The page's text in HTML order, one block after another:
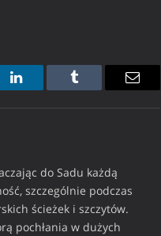
LinkedIn Tumblr Email
do Sadu każdą
szczególnie podczas
ścieżek i szczytów.
pochłania w dużych